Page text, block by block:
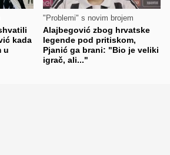
kada
u
"Problemi" s novim brojem
Alajbegović zbog hrvatske
legende pod pritiskom,
Pjanić ga brani: "Bio je veliki
igrač, ali..."